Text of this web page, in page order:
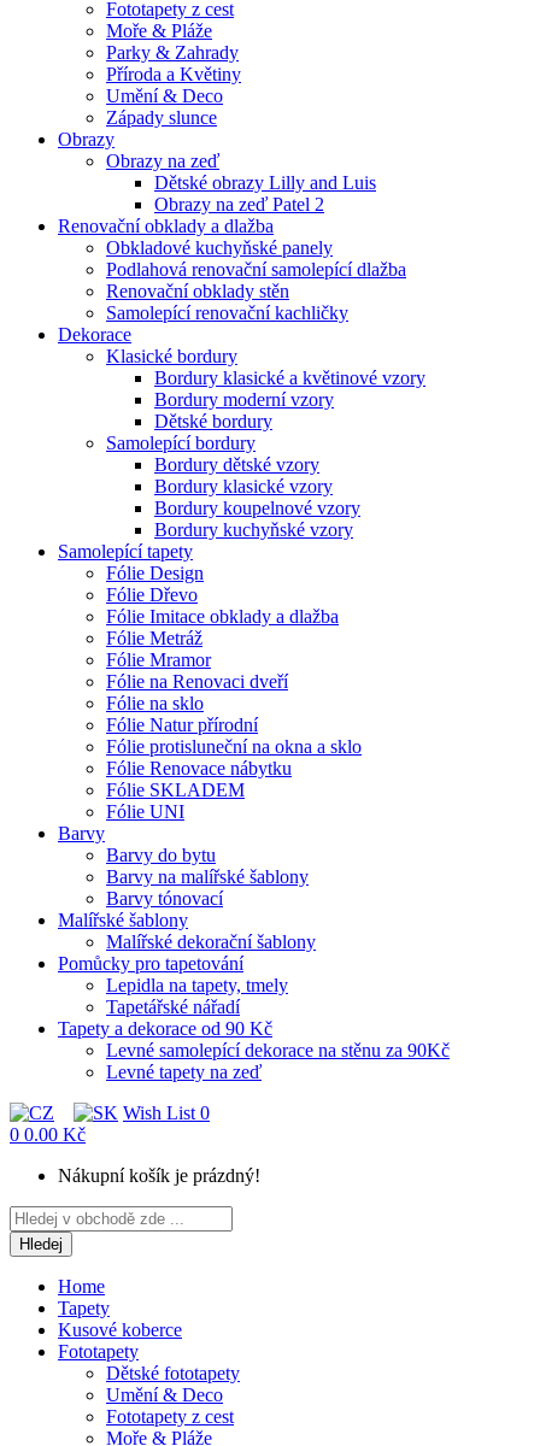
Fototapety z cest
Moře & Pláže
Parky & Zahrady
Příroda a Květiny
Umění & Deco
Západy slunce
Obrazy
Obrazy na zeď
Dětské obrazy Lilly and Luis
Obrazy na zeď Patel 2
Renovační obklady a dlažba
Obkladové kuchyňské panely
Podlahová renovační samolepící dlažba
Renovační obklady stěn
Samolepící renovační kachličky
Dekorace
Klasické bordury
Bordury klasické a květinové vzory
Bordury moderní vzory
Dětské bordury
Samolepící bordury
Bordury dětské vzory
Bordury klasické vzory
Bordury koupelnové vzory
Bordury kuchyňské vzory
Samolepící tapety
Fólie Design
Fólie Dřevo
Fólie Imitace obklady a dlažba
Fólie Metráž
Fólie Mramor
Fólie na Renovaci dveří
Fólie na sklo
Fólie Natur přírodní
Fólie protisluneční na okna a sklo
Fólie Renovace nábytku
Fólie SKLADEM
Fólie UNI
Barvy
Barvy do bytu
Barvy na malířské šablony
Barvy tónovací
Malířské šablony
Malířské dekorační šablony
Pomůcky pro tapetování
Lepidla na tapety, tmely
Tapetářské nářadí
Tapety a dekorace od 90 Kč
Levné samolepící dekorace na stěnu za 90Kč
Levné tapety na zeď
Wish List 0
0 0.00 Kč
Nákupní košík je prázdný!
Hledej
Home
Tapety
Kusové koberce
Fototapety
Dětské fototapety
Umění & Deco
Fototapety z cest
Moře & Pláže